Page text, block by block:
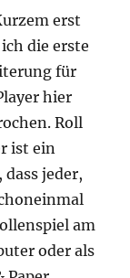
erst
die erste
für
hier
Roll
ist ein
dass jeder,
am
oder als